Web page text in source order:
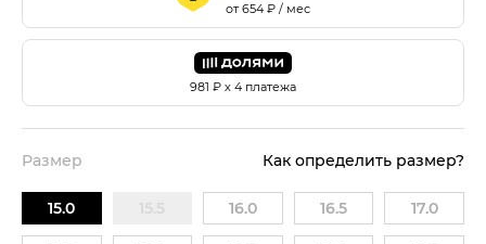
от654₽ / мес
981 ₽ х 4 платежа
Размер Как определить размер?
15.0 16.0 16.5 17.0